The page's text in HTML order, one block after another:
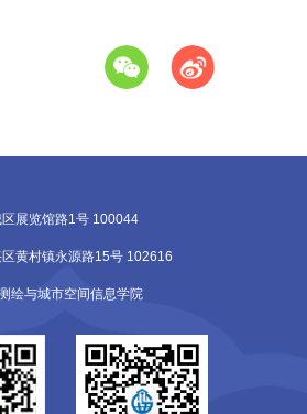
展览馆路1号 100044
黄村镇永源路15号 102616
绘与城市空间信息学院